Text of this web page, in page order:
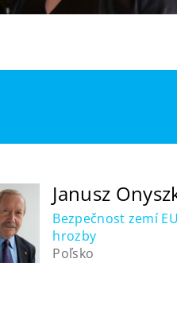
Janusz
Bezpečnost zemí
hrozby
Poľsko